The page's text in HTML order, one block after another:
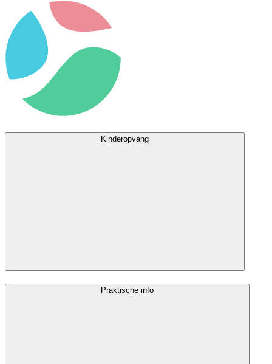
Kinderopvang
Praktische info